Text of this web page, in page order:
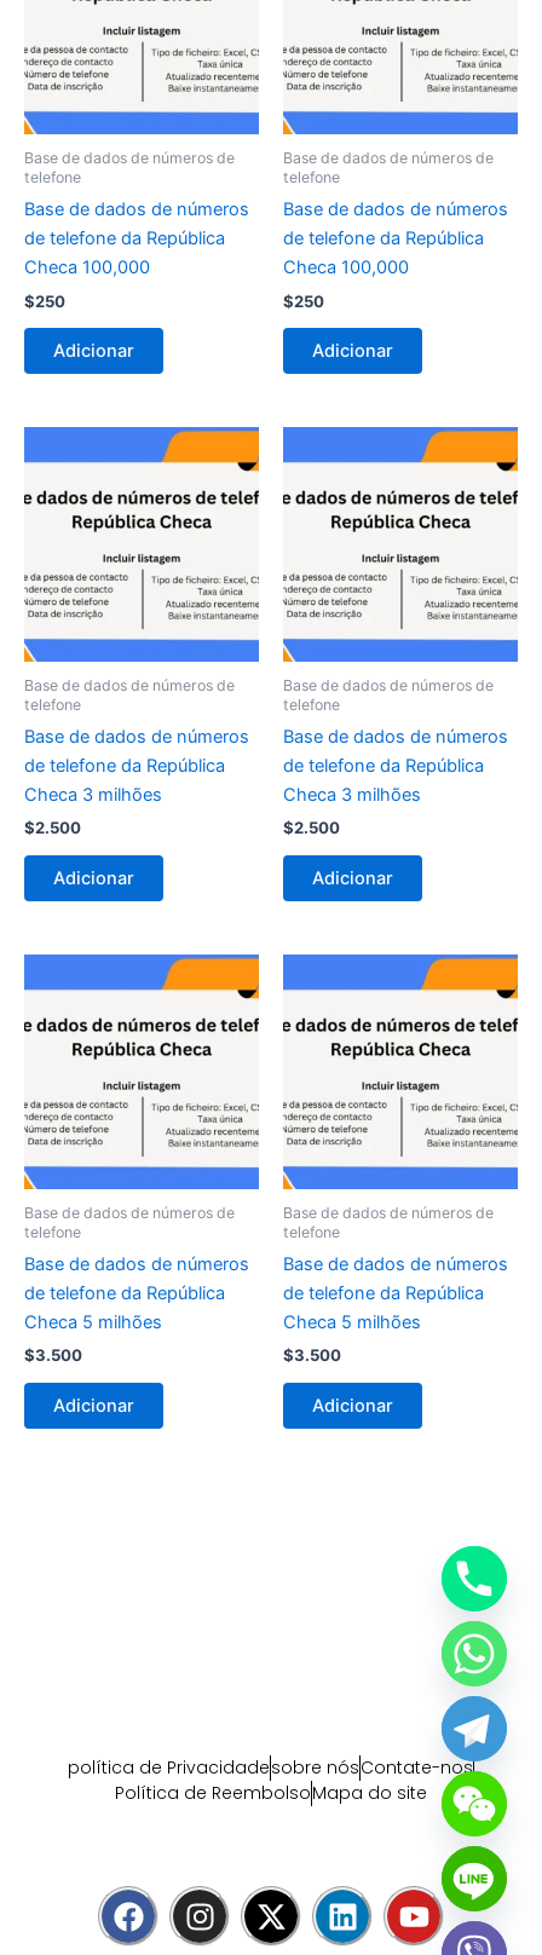
Base de dados de números de
telefone
Base de dados de números
de telefone da República
Checa 100,000
$250
Adicionar
Base de dados de números de
telefone
Base de dados de números
de telefone da República
Checa 100,000
$250
Adicionar
Base de dados de números de
telefone
Base de dados de números
de telefone da República
Checa 3 milhões
$2.500
Adicionar
Base de dados de números de
telefone
Base de dados de números
de telefone da República
Checa 3 milhões
$2.500
Adicionar
Base de dados de números de
telefone
Base de dados de números
de telefone da República
Checa 5 milhões
$3.500
Adicionar
Base de dados de números de
telefone
Base de dados de números
de telefone da República
Checa 5 milhões
$3.500
Adicionar
política de Privacidadesobre nósContate-nos
Política de ReembolsoMapa do site
F
a
I
n
X
-
L
i
Y
o